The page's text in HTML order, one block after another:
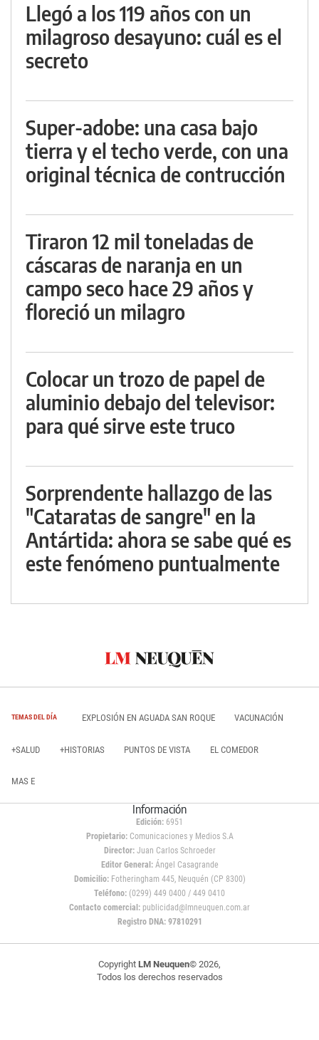
Llegó a los 119 años con un
milagroso desayuno: cuál es el
secreto
Super-adobe: una casa bajo
tierra y el techo verde, con una
original técnica de contrucción
Tiraron 12 mil toneladas de
cáscaras de naranja en un
campo seco hace 29 años y
floreció un milagro
Colocar un trozo de papel de
aluminio debajo del televisor:
para qué sirve este truco
Sorprendente hallazgo de las
"Cataratas de sangre" en la
Antártida: ahora se sabe qué es
este fenómeno puntualmente
TEMAS DEL DÍA EXPLOSIÓN EN AGUADA SAN ROQUE VACUNACIÓN
+SALUD +HISTORIAS PUNTOS DE VISTA EL COMEDOR
MAS E
Información
Edición: 6951
Propietario:Comunicaciones y Medios S.A
Director: Juan Carlos Schroeder
Editor General:Ángel Casagrande
Domicilio:Fotheringham 445, Neuquén (CP 8300)
Teléfono: (0299) 449 0400 / 449 0410
Contacto comercial: publicidad@lmneuquen.com.ar
Registro DNA: 97810291
Copyright LM Neuquen© 2026,
Todos los derechos reservados